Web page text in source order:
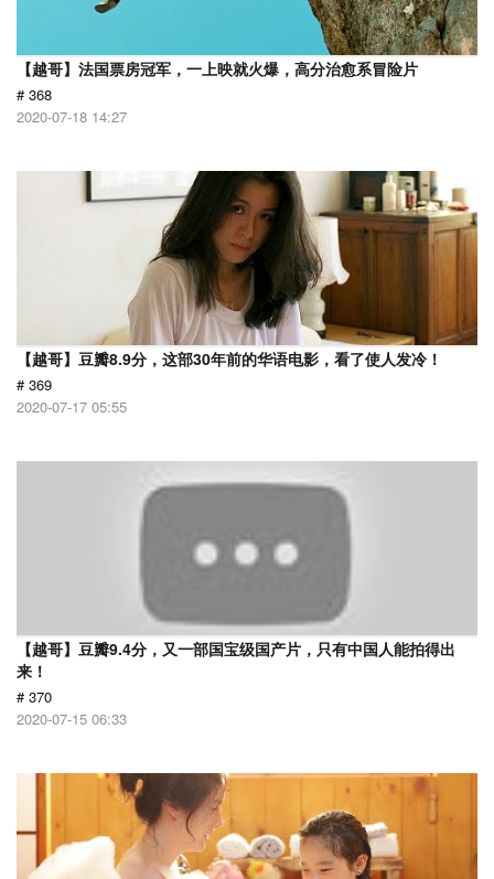
【越哥】法国票房冠军，一上映就火爆，高分治愈系冒险片
# 368
2020-07-18 14:27
【越哥】豆瓣8.9分，这部30年前的华语电影，看了使人发冷！
# 369
2020-07-17 05:55
【越哥】豆瓣9.4分，又一部国宝级国产片，只有中国人能拍得出
来！
# 370
2020-07-15 06:33